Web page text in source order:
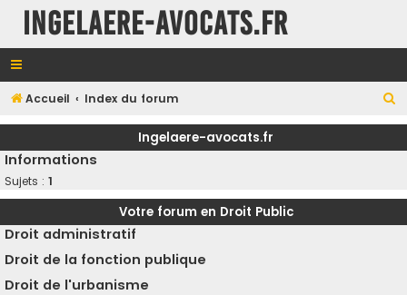
INGELAERE-AVOCATS.FR
Accueil Index du forum
e
Ingelaere-avocats.fr
Informations
Sujets : 1
Votre forum en Droit Public
Droit administratif
Droit de la fonction publique
Droit de l'urbanisme